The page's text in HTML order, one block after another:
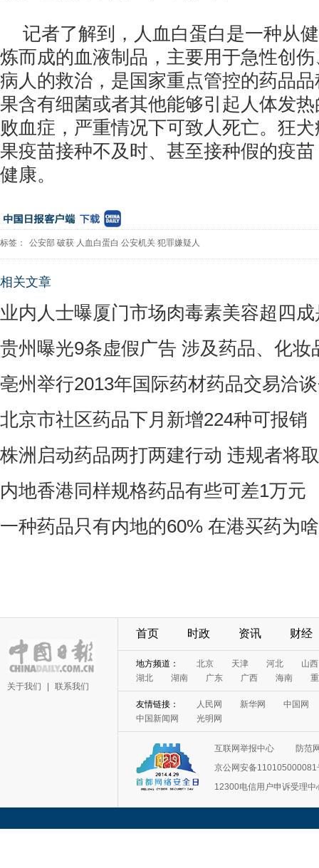
记者了解到，人血白蛋白是一种从
炼而成的血液制品，主要用于急性创
病人的救治，是国家重点管控的药品
果含有细菌或者其他能够引起人体发
败血症，严重情况下可致人死亡。狂
果疫苗接种不及时、甚至接种假的疫
健康。
标签： 公安部 破获 人血白蛋白 公安机关 犯罪嫌疑人
相关文章
业内人士曝厦门市场肉毒素美容超四
贵州曝光9条虚假广告 涉及药品、化妆
亳州举行2013年国际药材药品交易洽
北京市社区药品下月新增224种可报销
株洲启动药品两打两建行动 违规者将
内地香港同样规格药品有些可差1万元
一种药品只有内地的60% 在港买药为
关于我们 联系我们
首页 时政 资讯 财经
地方频道： 北京 天津 河北
山西
湖北
湖南 广东 广西 海南
友情链接： 人民网 新华网
中国网
中国新闻网
光明网
互联网举报中心
防范
京公网安备110105000081
12300电信用户申诉受理中